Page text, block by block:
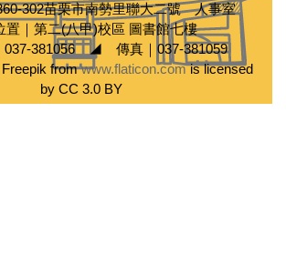
302苗栗市南勢里聯大二號 人事室
｜第二(八甲)校區 圖書館七樓
381056 ◢ 傳真｜037-381059
fromwww.flaticon.comis licensed
by CC 3.0 BY